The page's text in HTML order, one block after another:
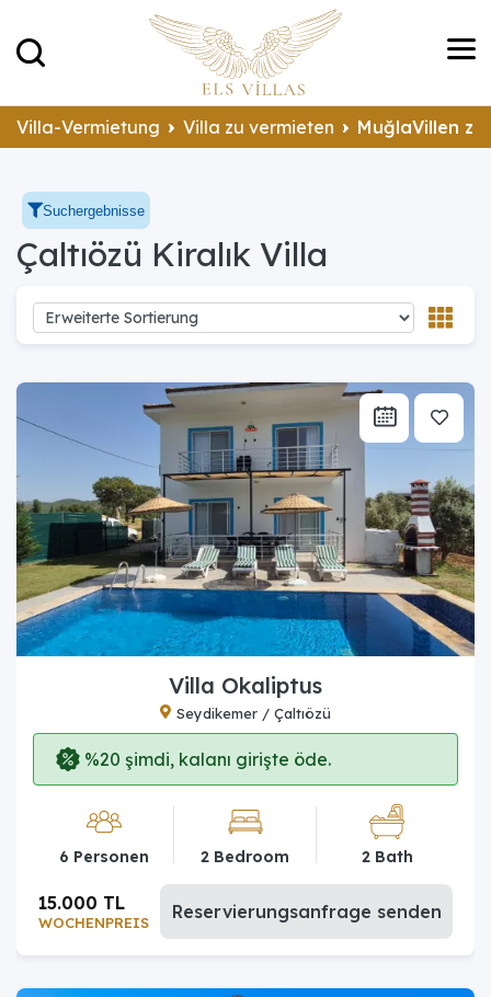
Villa-Vermietung Villa zu vermieten MuğlaVillen
Suchergebnisse
Çaltıözü Kiralık Villa
Villa Okaliptus
Seydikemer / Çaltıözü
%20 şimdi, kalanı girişte öde.
6 Personen 2 Bedroom 2 Bath
WOCHENPREIS
15.000 TL Reservierungsanfrage senden